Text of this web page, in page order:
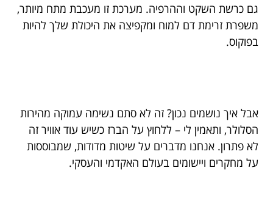
גם כרשת השקט וההרפיה. מערכת זו מעכבת מתח מיותר,
משפרת זרימת דם למוח ומקפיצה את היכולת שלך להיות
בפוקוס.
אבל איך נושמים נכון? זה לא סתם נשימה עמוקה מהירות
הסלולר, ותאמין לי – ללחוץ על הברז כשיש עוד אוויר זה
לא פתרון. אנחנו מדברים על שיטות מדודות, שמבוססות
על מחקרים ויישומים בעולם האקדמי והעסקי.